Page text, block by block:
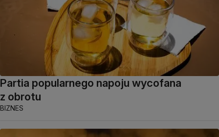
Partia popularnego napoju wycofana
z obrotu
BIZNES